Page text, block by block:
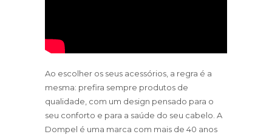
Ao escolher os seus acessórios, a regra é a
mesma: prefira sempre produtos de
qualidade, com um design pensado para o
seu conforto e para a saúde do seu cabelo. A
Dompel é uma marca com mais de 40 anos